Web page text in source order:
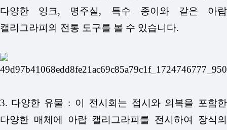
다양한 잉크, 명주실, 특수 종이와 같은 아랍
캘리그라피의 전통 도구를 볼 수 있습니다.
3. 다양한 유물 : 이 전시회는 접시와 의복을 포함한
다양한 매체에 아랍 캘리그라피를 전시하여 장식의